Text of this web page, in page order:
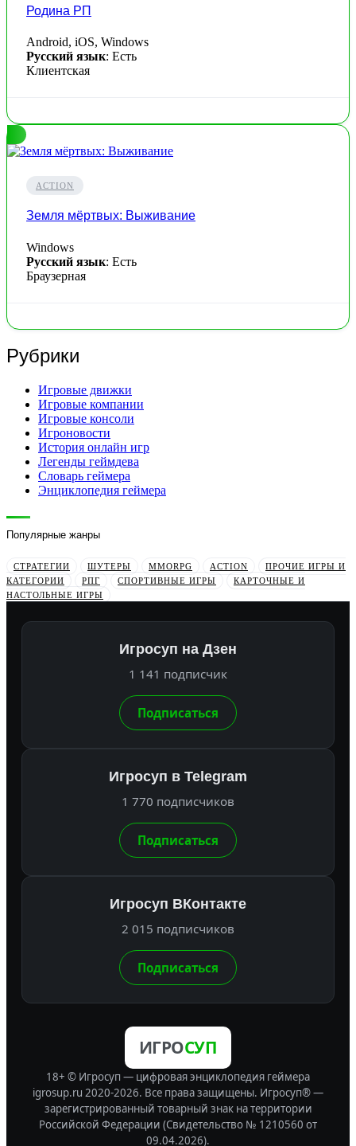
Родина РП
Android, iOS, Windows
Русский язык: Есть
Клиентская
ACTION
Земля мёртвых: Выживание
Windows
Русский язык: Есть
Браузерная
Рубрики
Игровые движки
Игровые компании
Игровые консоли
Игроновости
История онлайн игр
Легенды геймдева
Словарь геймера
Энциклопедия геймера
Популярные жанры
СТРАТЕГИИ ШУТЕРЫ MMORPG ACTION
ПРОЧИЕ ИГРЫ И
КАТЕГОРИИ
РПГ СПОРТИВНЫЕ ИГРЫ
КАРТОЧНЫЕ И
НАСТОЛЬНЫЕ ИГРЫ
Игросуп на Дзен
1 141 подписчик
Подписаться
Игросуп в Telegram
1 770 подписчиков
Подписаться
Игросуп ВКонтакте
2 015 подписчиков
Подписаться
ИГРОСУП
18+ © Игросуп — цифровая энциклопедия геймера
igrosup.ru 2020-2026. Все права защищены. Игросуп® —
зарегистрированный товарный знак на территории
Российской Федерации (Свидетельство № 1210560 от
09.04.2026).